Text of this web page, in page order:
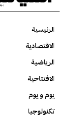
الرئيسية
الاقتصادية
الرياضية
الافتتاحية
يوم و يوم
تكنولوجيا